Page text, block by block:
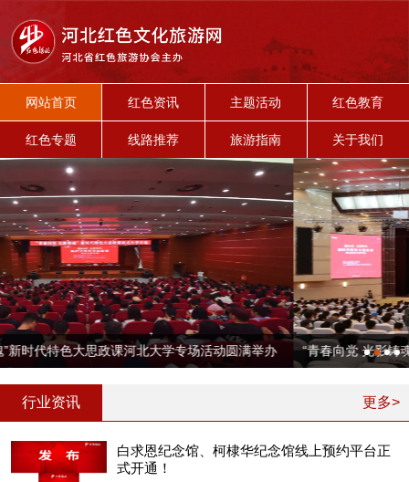
网站首页 红色资讯 主题活动 红色教育
红色专题 线路推荐 旅游指南 关于我们
“青春向党 光影铸魂”新时代特色大思政课河北农业大学专场成功举办
行业资讯 更多>
白求恩纪念馆、柯棣华纪念馆线上预约平台正
式开通！